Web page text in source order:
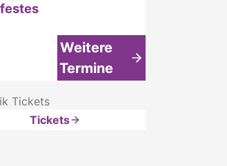
Weitere
Termine
Tickets